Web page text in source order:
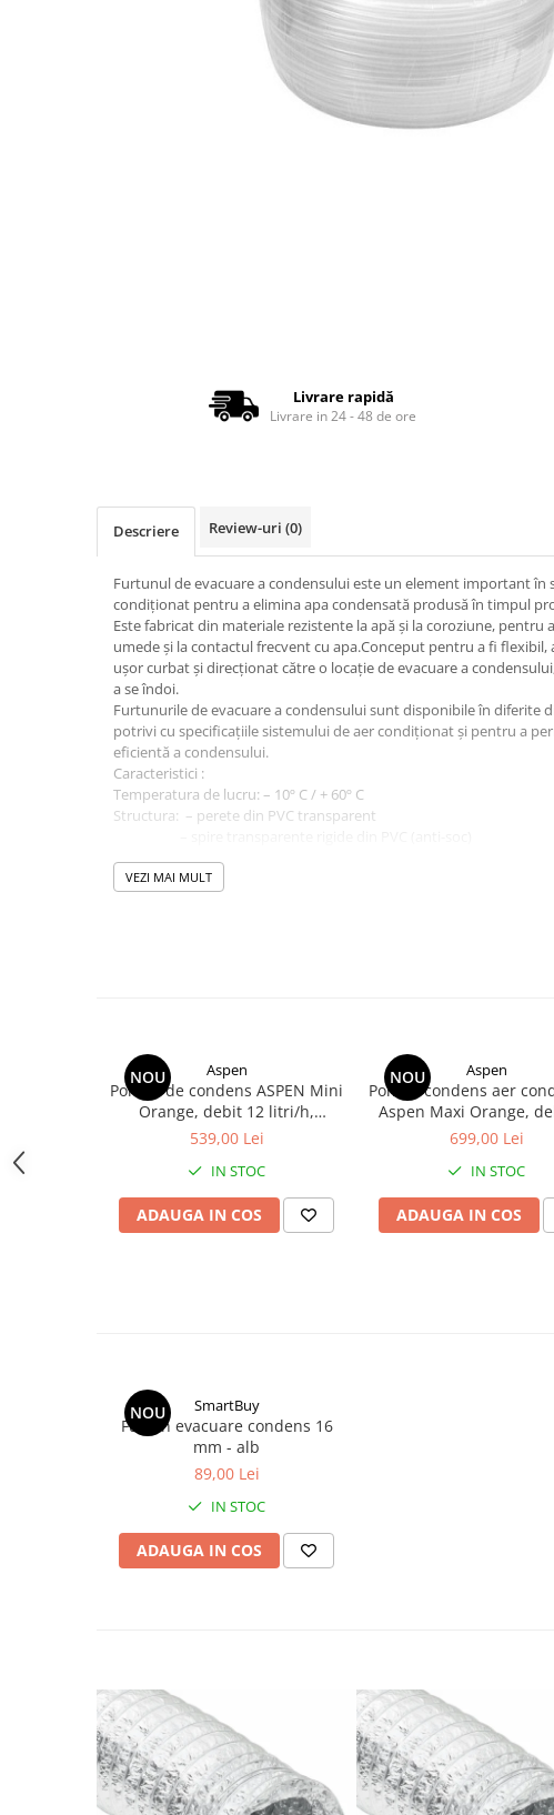
Difuzoare Climatizare - Ventilatie
Grila Tubulatura
Grile de Pardoseala
Grile Liniare Decorative
Produse Arhitecturale
Izolatii Tehnice
Livrare rapidă
Livrare in 24 - 48 de ore
Descriere Review-uri (0)
Furtunul de evacuare a condensului este un element important în
condiționat pentru a elimina apa condensată produsă în timpul
Este fabricat din materiale rezistente la apă și la coroziune, pentru
umede și la contactul frecvent cu apa.Conceput pentru a fi flexibil,
ușor curbat și direcționat către o locație de evacuare a
a se îndoi.
Furtunurile de evacuare a condensului sunt disponibile în diferite
potrivi cu specificațiile sistemului de aer condiționat și pentru a
eficientă a condensului.
Caracteristici :
Temperatura de lucru: – 10º C / + 60º C
Structura: – perete din PVC transparent
– colacul are 25ml
Se achizitioneaza la colac.
VEZI MAI MULT
NOU Aspen
Pompa de condens ASPEN Mini
Orange, debit 12 litri/h,
inaltime pompare 10 metri,
539,00 Lei
IN STOC
ADAUGA IN COS
NOU Aspen
Pompa condens aer
Aspen Maxi Orange,
litri/h, inaltime
699,00 Lei
IN STOC
ADAUGA IN COS
NOU SmartBuy
Furtun evacuare condens 16
mm - alb
89,00 Lei
IN STOC
ADAUGA IN COS